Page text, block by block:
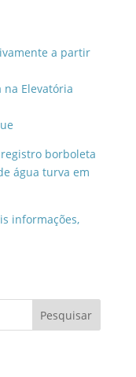
a partir
Elevatória
borboleta
água turva em
informações,